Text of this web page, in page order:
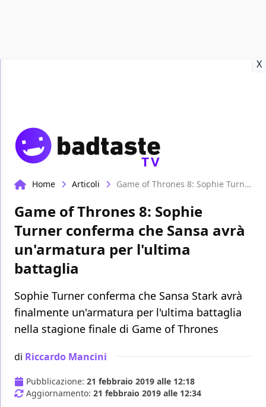
X
TV
Home Articoli Game of Thrones 8: Sophie Turner conferma che Sansa avrà un'armatura per l'ultima battaglia
Game of Thrones 8: Sophie
Turner conferma che Sansa avrà
un'armatura per l'ultima
battaglia
Sophie Turner conferma che Sansa Stark avrà
finalmente un'armatura per l'ultima battaglia
nella stagione finale di Game of Thrones
di Riccardo Mancini
Pubblicazione: 21 febbraio 2019 alle 12:18
Aggiornamento: 21 febbraio 2019 alle 12:34